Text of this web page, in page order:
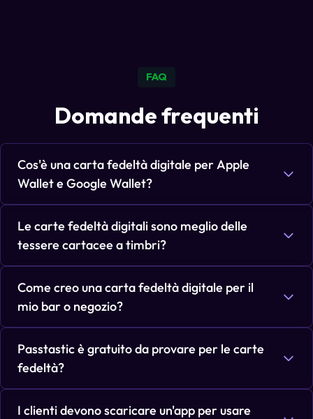
FAQ
Domande frequenti
Cos'è una carta fedeltà digitale per Apple
Wallet e Google Wallet?
Le carte fedeltà digitali sono meglio delle
tessere cartacee a timbri?
Come creo una carta fedeltà digitale per il
mio bar o negozio?
Passtastic è gratuito da provare per le carte
fedeltà?
I clienti devono scaricare un'app per usare